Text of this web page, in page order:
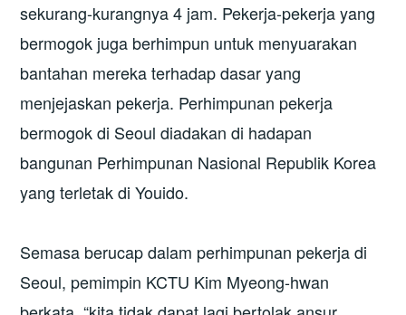
sekurang-kurangnya 4 jam. Pekerja-pekerja yang
bermogok juga berhimpun untuk menyuarakan
bantahan mereka terhadap dasar yang
menjejaskan pekerja. Perhimpunan pekerja
bermogok di Seoul diadakan di hadapan
bangunan Perhimpunan Nasional Republik Korea
yang terletak di Youido.
Semasa berucap dalam perhimpunan pekerja di
Seoul, pemimpin KCTU Kim Myeong-hwan